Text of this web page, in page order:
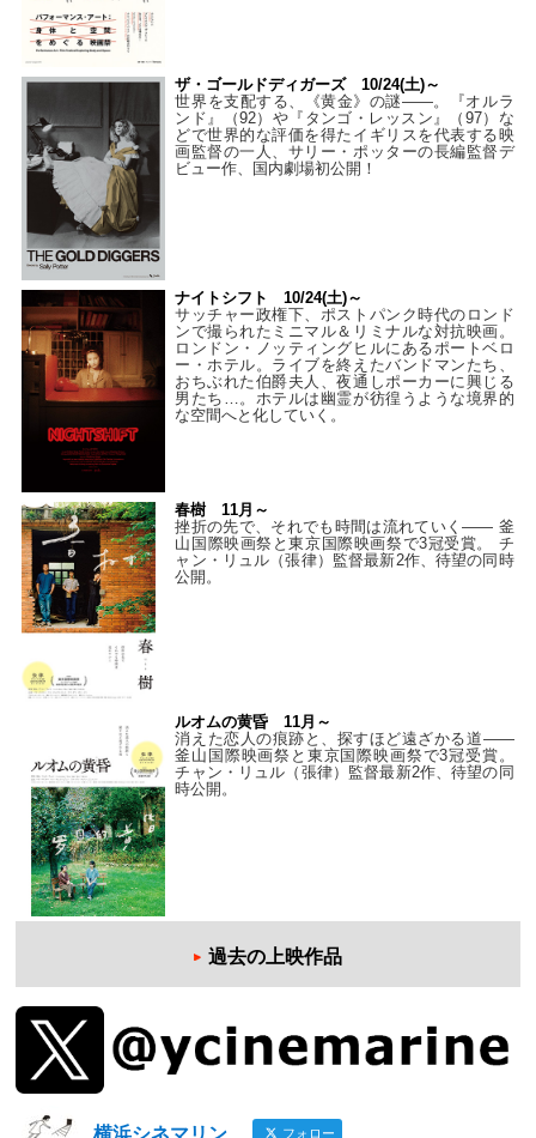
ザ・ゴールドディガーズ 10/24(土)～
世界を支配する、《黄金》の謎――。『オルラ
ンド』（92）や『タンゴ・レッスン』（97）な
どで世界的な評価を得たイギリスを代表する映
画監督の一人、サリー・ポッターの長編監督デ
ビュー作、国内劇場初公開！
ナイトシフト 10/24(土)～
サッチャー政権下、ポストパンク時代のロンド
ンで撮られたミニマル＆リミナルな対抗映画。
ロンドン・ノッティングヒルにあるポートベロ
ー・ホテル。ライブを終えたバンドマンたち、
おちぶれた伯爵夫人、夜通しポーカーに興じる
男たち…。ホテルは幽霊が彷徨うような境界的
な空間へと化していく。
春樹 11月～
挫折の先で、それでも時間は流れていく—— 釜
山国際映画祭と東京国際映画祭で3冠受賞。 チ
ャン・リュル（張律）監督最新2作、待望の同時
公開。
ルオムの黄昏 11月～
消えた恋人の痕跡と、探すほど遠ざかる道——
釜山国際映画祭と東京国際映画祭で3冠受賞。
チャン・リュル（張律）監督最新2作、待望の同
時公開。
過去の上映作品
フォロー